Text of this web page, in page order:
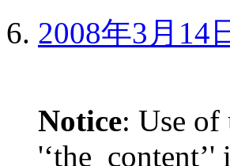
2008年3月14
Notice: Use of
'‘the_content’'